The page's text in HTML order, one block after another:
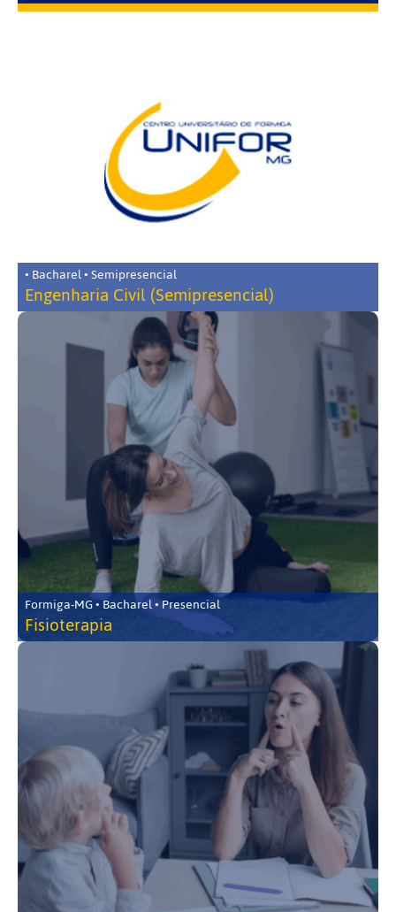
• Bacharel • Semipresencial
Engenharia Civil (Semipresencial)
Formiga-MG • Bacharel • Presencial
Fisioterapia